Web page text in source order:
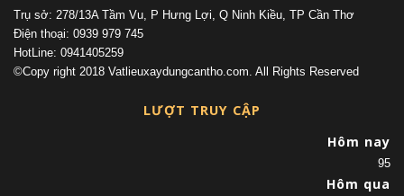
Trụ sở: 278/13A Tầm Vu, P Hưng Lợi, Q Ninh Kiều, TP Cần Thơ
Điện thoại: 0939 979 745
HotLine: 0941405259
©Copy right 2018 Vatlieuxaydungcantho.com. All Rights Reserved
LƯỢT TRUY CẬP
Hôm nay
95
Hôm qua